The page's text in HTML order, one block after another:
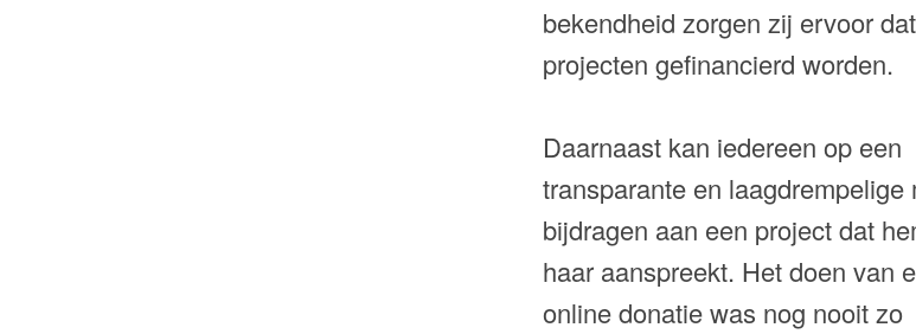
bekendheid zorgen zij ervoor
projecten gefinancierd worden.
Daarnaast kan iedereen op een
transparante en laagdrempelige
bijdragen aan een project dat
haar aanspreekt. Het doen van
online donatie was nog nooit zo